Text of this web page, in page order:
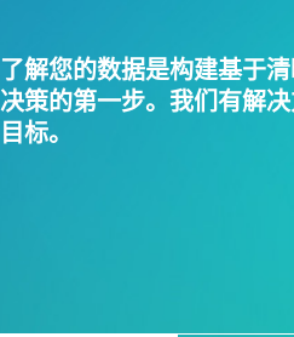
了解您的数据是构建基于
决策的第一步。我们有解
目标。